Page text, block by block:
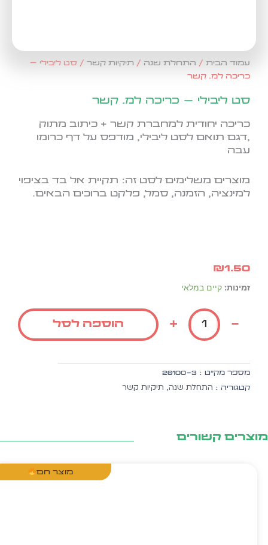
עמוד הבית/התחלת שנה/ תיקיות קשר/ סט ליבילי –
כריכה למ. קשר
סט ליבילי – כריכה למ. קשר
כריכה יחודית למחברת קשר + כיתוב מתוק
,דגם תואם לסט ליבילי, מודפס על דף כרומו
עבה
מוצרים משלימים לסט זה: תקיית אל בד בציפוי
למינציה, הזמנה, סמל, פלקט ברוכים הבאים.
₪1.50
זמינות: קיים במלאי
כמות
ליבילי
למ.
קשר
הוספה לסל
מספר מק״ט :26100-3
קטגוריה : התחלת שנה,תיקיות קשר
קשורים
מוצר חם